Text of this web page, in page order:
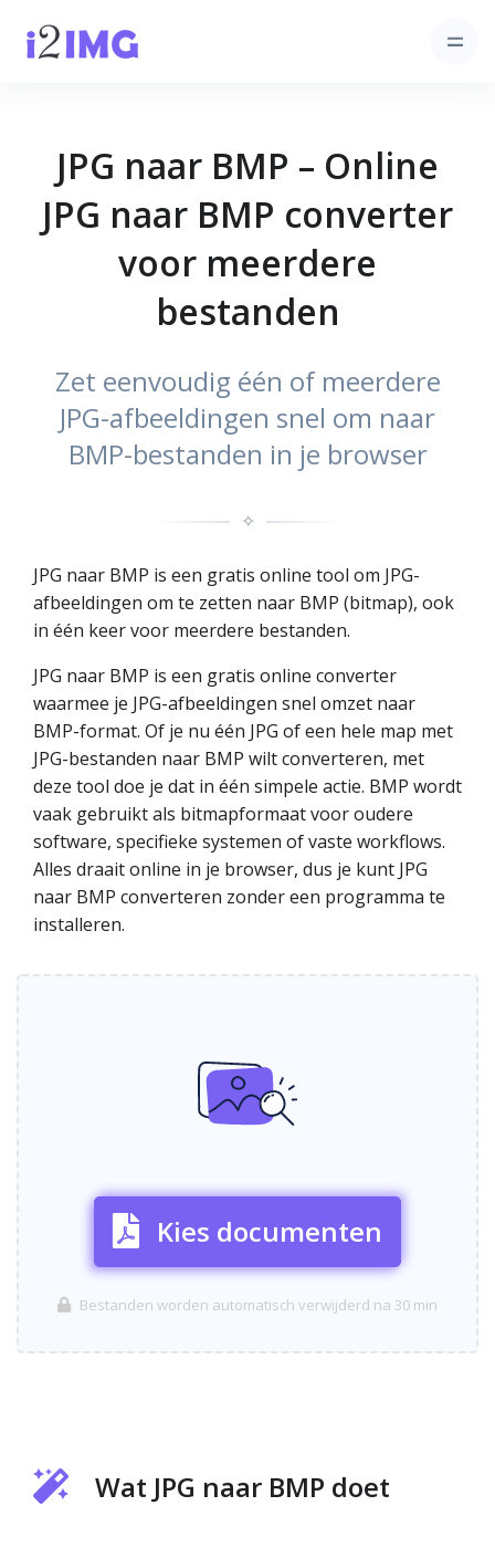
JPG naar BMP – Online
JPG naar BMP converter
voor meerdere
bestanden
Zet eenvoudig één of meerdere
JPG-afbeeldingen snel om naar
BMP-bestanden in je browser
✧
JPG naar BMP is een gratis online tool om JPG-
afbeeldingen om te zetten naar BMP (bitmap), ook
in één keer voor meerdere bestanden.
JPG naar BMP is een gratis online converter
waarmee je JPG-afbeeldingen snel omzet naar
BMP-format. Of je nu één JPG of een hele map met
JPG-bestanden naar BMP wilt converteren, met
deze tool doe je dat in één simpele actie. BMP wordt
vaak gebruikt als bitmapformaat voor oudere
software, specifieke systemen of vaste workflows.
Alles draait online in je browser, dus je kunt JPG
naar BMP converteren zonder een programma te
installeren.
Kies documenten
Bestanden worden automatisch verwijderd na 30 min
Wat JPG naar BMP doet